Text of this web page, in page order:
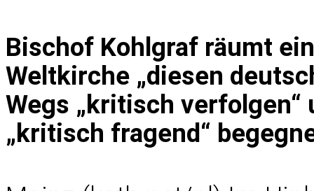
Bischof Kohlgraf räumt
Weltkirche „diesen
Wegs „kritisch verfolgen“
„kritisch fragend“